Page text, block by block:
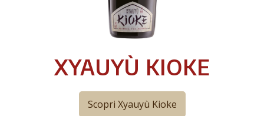
XYAUYÙ KIOKE
Scopri Xyauyù Kioke